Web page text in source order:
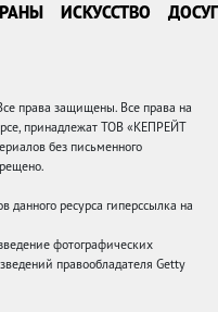
ИСКУССТВО ДОСУГ
права защищены. Все права на
принадлежат ТОВ «КЕПРЕЙТ
без письменного
ресурса гиперссылка на
фотографических
правообладателя Getty